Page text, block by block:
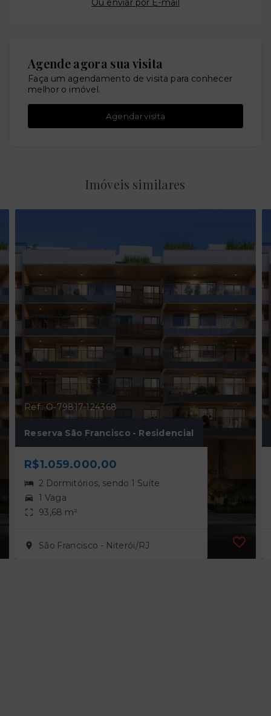
Ou enviar por E-mail
Agende agora sua visita
Faça um agendamento de visita para conhecer
melhor o imóvel.
Agendar visita
Imóveis similares
Ref.: O-79817-124368
Reserva São Francisco - Residencial
R$1.059.000,00
2 Dormitórios, sendo 1 Suíte
1 Vaga
93,68 m²
São Francisco - Niterói/RJ